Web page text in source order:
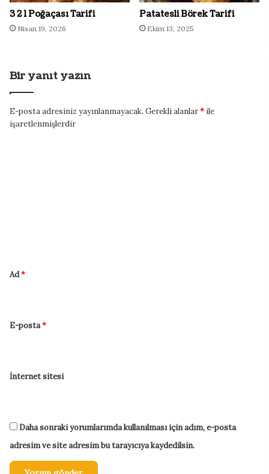
3 2 1 Poğaçası Tarifi
Nisan 19, 2026
Patatesli Börek Tarifi
Ekim 13, 2025
Bir yanıt yazın
E-posta adresiniz yayınlanmayacak. Gerekli alanlar* ile
işaretlenmişlerdir
Ad*
E-posta*
İnternet sitesi
Daha sonraki yorumlarımda kullanılması için adım, e-posta
adresim ve site adresim bu tarayıcıya kaydedilsin.